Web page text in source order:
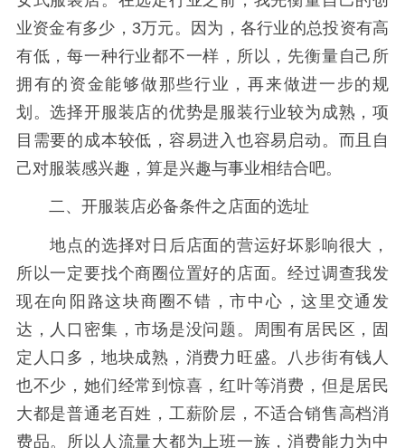
业资金有多少，3万元。因为，各行业的总投资有高
有低，每一种行业都不一样，所以，先衡量自己所
拥有的资金能够做那些行业，再来做进一步的规
划。选择开服装店的优势是服装行业较为成熟，项
目需要的成本较低，容易进入也容易启动。而且自
己对服装感兴趣，算是兴趣与事业相结合吧。
二、开服装店必备条件之店面的选址
地点的选择对日后店面的营运好坏影响很大，
所以一定要找个商圈位置好的店面。经过调查我发
现在向阳路这块商圈不错，市中心，这里交通发
达，人口密集，市场是没问题。周围有居民区，固
定人口多，地块成熟，消费力旺盛。八步街有钱人
也不少，她们经常到惊喜，红叶等消费，但是居民
大都是普通老百姓，工薪阶层，不适合销售高档消
费品。所以人流量大都为上班一族，消费能力为中